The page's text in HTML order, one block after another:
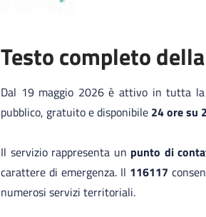
Testo completo
Dal 19 maggio 2026 è attivo in tutta la
pubblico, gratuito e disponibile 24 ore su
Il servizio rappresenta un punto di
carattere di emergenza. Il 116117
numerosi servizi territoriali.